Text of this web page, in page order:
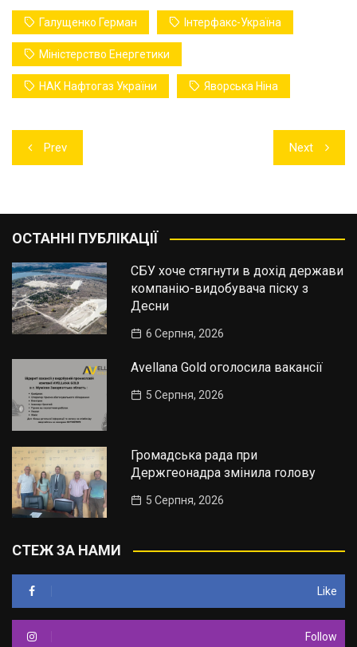
Галущенко Герман Інтерфакс-Україна
Міністерство Енергетики
НАК Нафтогаз України Яворська Ніна
Навігація
записів
Prev Next
ОСТАННІ ПУБЛІКАЦІЇ
СБУ хоче стягнути в дохід держави
компанію-видобувача піску з
Десни
6 Серпня, 2026
Avellana Gold оголосила вакансії
5 Серпня, 2026
Громадська рада при
Держгеонадра змінила голову
5 Серпня, 2026
СТЕЖ ЗА НАМИ
Like
Follow